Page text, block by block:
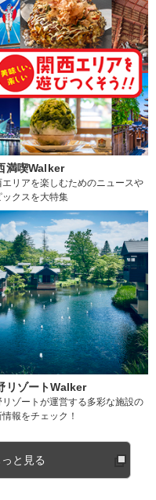
満喫Walker
エリアを楽しむためのニュースや
ックスを大特集
リゾートWalker
リゾートが運営する多彩な施設の
報をチェック！
と見る